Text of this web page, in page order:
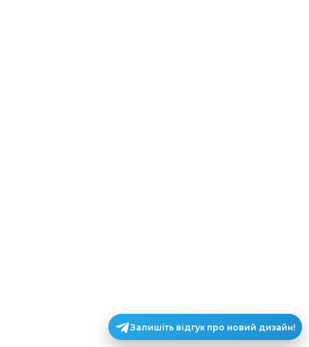
Залишіть відгук про новий дизайн!